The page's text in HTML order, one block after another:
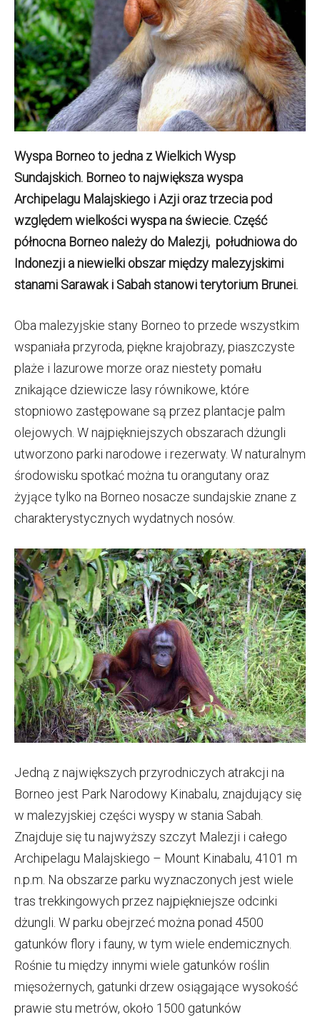
Wyspa Borneo to jedna z Wielkich Wysp
Sundajskich. Borneo to największa wyspa
Archipelagu Malajskiego i Azji oraz trzecia pod
względem wielkości wyspa na świecie. Część
północna Borneo należy do Malezji, południowa do
Indonezji a niewielki obszar między malezyjskimi
stanami Sarawak i Sabah stanowi terytorium Brunei.
Oba malezyjskie stany Borneo to przede wszystkim
wspaniała przyroda, piękne krajobrazy, piaszczyste
plaże i lazurowe morze oraz niestety pomału
znikające dziewicze lasy równikowe, które
stopniowo zastępowane są przez plantacje palm
olejowych. W najpiękniejszych obszarach dżungli
utworzono parki narodowe i rezerwaty. W naturalnym
środowisku spotkać można tu orangutany oraz
żyjące tylko na Borneo nosacze sundajskie znane z
charakterystycznych wydatnych nosów.
Jedną z największych przyrodniczych atrakcji na
Borneo jest Park Narodowy Kinabalu, znajdujący się
w malezyjskiej części wyspy w stania Sabah.
Znajduje się tu najwyższy szczyt Malezji i całego
Archipelagu Malajskiego – Mount Kinabalu, 4101 m
n.p.m. Na obszarze parku wyznaczonych jest wiele
tras trekkingowych przez najpiękniejsze odcinki
dżungli. W parku obejrzeć można ponad 4500
gatunków flory i fauny, w tym wiele endemicznych.
Rośnie tu między innymi wiele gatunków roślin
mięsożernych, gatunki drzew osiągające wysokość
prawie stu metrów, około 1500 gatunków